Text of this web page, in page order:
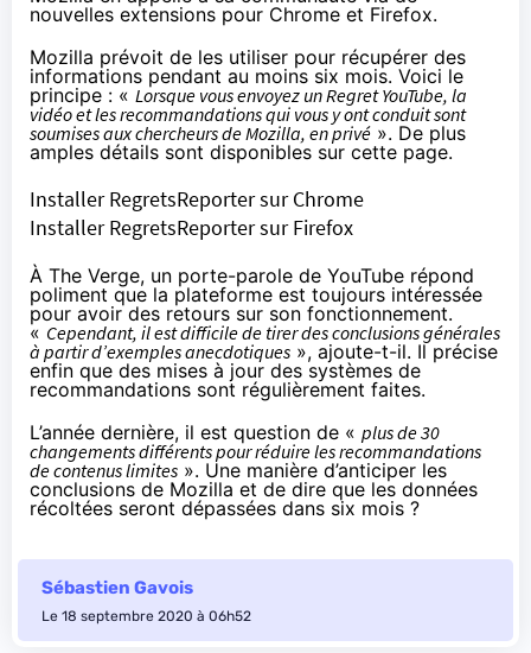
nouvelles extensions pour Chrome et Firefox.
Mozilla prévoit de les utiliser pour récupérer des
informations pendant au moins six mois. Voici le
principe : « Lorsque vous envoyez un Regret YouTube, la
vidéo et les recommandations qui vous y ont conduit sont
soumises aux chercheurs de Mozilla, en privé ». De plus
amples détails sont disponibles sur cette page.
Installer RegretsReporter sur Chrome
Installer RegretsReporter sur Firefox
À The Verge, un porte-parole de YouTube répond
poliment que la plateforme est toujours intéressée
pour avoir des retours sur son fonctionnement.
« Cependant, il est difficile de tirer des conclusions générales
à partir d’exemples anecdotiques », ajoute-t-il. Il précise
enfin que des mises à jour des systèmes de
recommandations sont régulièrement faites.
L’année dernière, il est question de « plus de 30
changements différents pour réduire les recommandations
de contenus limites ». Une manière d’anticiper les
conclusions de Mozilla et de dire que les données
récoltées seront dépassées dans six mois ?
Sébastien Gavois
Le 18 septembre 2020 à 06h52